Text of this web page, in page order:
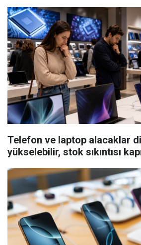
Telefon ve laptop alacaklar
yükselebilir, stok sıkıntısı